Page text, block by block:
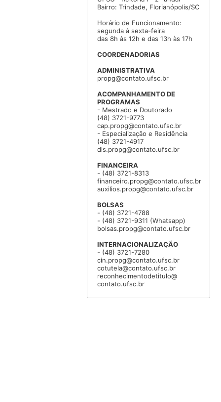
Bairro: Trindade, Florianópolis/SC
Horário de Funcionamento:
segunda à sexta-feira
das 8h às 12h e das 13h às 17h
COORDENADORIAS
ADMINISTRATIVA
propg@contato.ufsc.br
ACOMPANHAMENTO DE
PROGRAMAS
- Mestrado e Doutorado
(48) 3721-9773
cap.propg@contato.ufsc.br
- Especialização e Residência
(48) 3721-4917
dls.propg@contato.ufsc.br
FINANCEIRA
- (48) 3721-8313
financeiro.propg@contato.ufsc.br
auxilios.propg@contato.ufsc.br
BOLSAS
- (48) 3721-4788
- (48) 3721-9311 (Whatsapp)
bolsas.propg@contato.ufsc.br
INTERNACIONALIZAÇÃO
- (48) 3721-7280
cin.propg@contato.ufsc.br
cotutela@contato.ufsc.br
reconhecimentodetitulo@
contato.ufsc.br